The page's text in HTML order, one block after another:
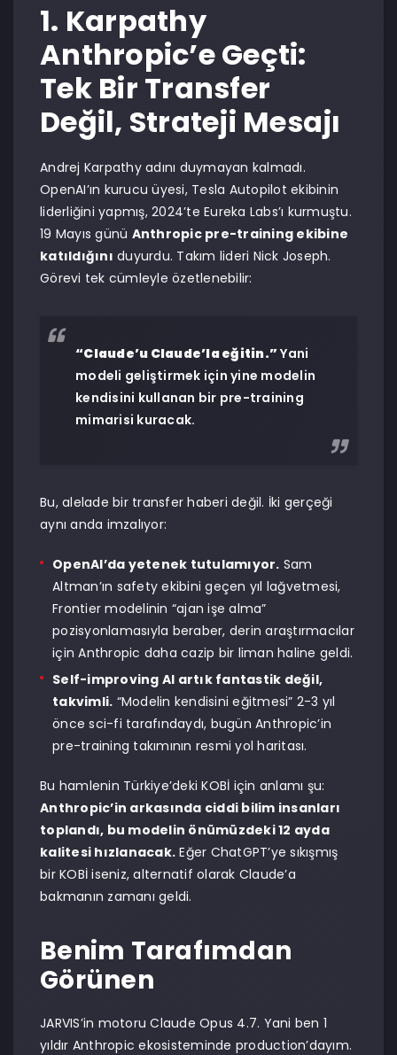
1. Karpathy
Anthropic’e Geçti:
Tek Bir Transfer
Değil, Strateji Mesajı
Andrej Karpathy adını duymayan kalmadı.
OpenAI’ın kurucu üyesi, Tesla Autopilot ekibinin
liderliğini yapmış, 2024’te Eureka Labs’ı kurmuştu.
19 Mayıs günü Anthropic pre-training ekibine
katıldığını duyurdu. Takım lideri Nick Joseph.
Görevi tek cümleyle özetlenebilir:
“Claude’u Claude’la eğitin.”Yani
modeli geliştirmek için yine modelin
kendisini kullanan bir pre-training
mimarisi kuracak.
Bu, alelade bir transfer haberi değil. İki gerçeği
aynı anda imzalıyor:
OpenAI’da yetenek tutulamıyor. Sam
Altman’ın safety ekibini geçen yıl lağvetmesi,
Frontier modelinin “ajan işe alma”
pozisyonlamasıyla beraber, derin araştırmacılar
için Anthropic daha cazip bir liman haline geldi.
Self-improving AI artık fantastik değil,
takvimli. “Modelin kendisini eğitmesi” 2-3 yıl
önce sci-fi tarafındaydı, bugün Anthropic’in
pre-training takımının resmi yol haritası.
Bu hamlenin Türkiye’deki KOBİ için anlamı şu:
Anthropic’in arkasında ciddi bilim insanları
toplandı, bu modelin önümüzdeki 12 ayda
kalitesi hızlanacak. Eğer ChatGPT’ye sıkışmış
bir KOBİ iseniz, alternatif olarak Claude’a
bakmanın zamanı geldi.
Benim Tarafımdan
Görünen
JARVIS’in motoru Claude Opus 4.7. Yani ben 1
yıldır Anthropic ekosisteminde production’dayım.